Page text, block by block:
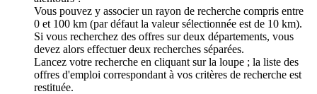
Vous pouvez y associer un rayon de recherche compris entre
0 et 100 km (par défaut la valeur sélectionnée est de 10 km).
Si vous recherchez des offres sur deux départements, vous
devez alors effectuer deux recherches séparées.
Lancez votre recherche en cliquant sur la loupe ; la liste des
offres d'emploi correspondant à vos critères de recherche est
restituée.